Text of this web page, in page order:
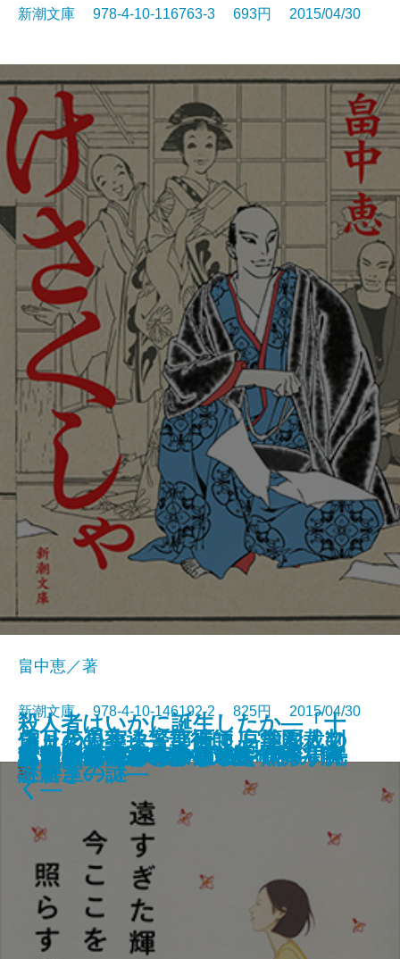
ピーター・パンとウェンディ
偽りの果実―警部補マルコム・フ
ォックス―
暗殺者ソラ―大神兄弟探偵社―
さとり世代探偵のゆるやかな日常
忘却のレーテ
日本原爆開発秘録
私と踊って
あるキング―完全版―
ふむふむ―おしえて、お仕事！―
新潮文庫 978-4-10-116763-3 693円 2015/04/30
けさくしゃ
畠中恵／著
新潮文庫 978-4-10-146192-2 825円 2015/04/30
遠すぎた輝き、今ここを照らす光
風と共に去りぬ 第1巻
風と共に去りぬ 第2巻
雪月花の葬送―華術師 宮籠彩人の
謎解き―
シャーロック・ノート―学園裁判
と密室の謎―
殺人者はいかに誕生したか―「十
大凶悪事件」を獄中対話で読み解
く―
まひるの散歩
あと少し、もう少し
迷宮
幸四郎的奇跡のはなし